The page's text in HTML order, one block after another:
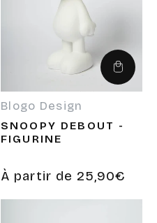
Choisir
des
Fournisseur :
Blogo Design
SNOOPY DEBOUT -
FIGURINE
Prix
habituel
À partir de 25,90€